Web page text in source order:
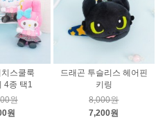
스쿨룩
4종 택1
원
원
드래곤 투슬리스 헤어핀
키링
8,000원
7,200원